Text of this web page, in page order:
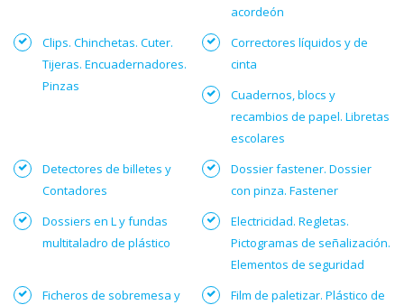
acordeón
Clips. Chinchetas. Cuter.
Tijeras. Encuadernadores.
Pinzas
Correctores líquidos y de
cinta
Cuadernos, blocs y
recambios de papel. Libretas
escolares
Detectores de billetes y
Contadores
Dossier fastener. Dossier
con pinza. Fastener
Dossiers en L y fundas
multitaladro de plástico
Electricidad. Regletas.
Pictogramas de señalización.
Elementos de seguridad
Ficheros de sobremesa y
Film de paletizar. Plástico de